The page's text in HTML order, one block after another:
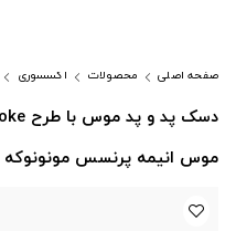
صفحه اصلی محصولات اکسسوری
موس انیمه پرنسس مونونوکه